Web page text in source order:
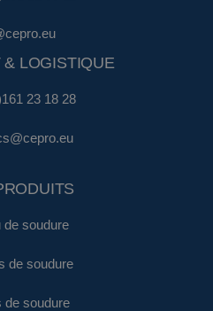
& LOGISTIQUE
23 18 28
de soudure
de soudure
de soudure